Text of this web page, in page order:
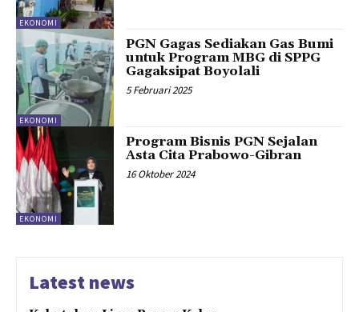
EKONOMI
EKONOMI
PGN Gagas Sediakan Gas Bumi
untuk Program MBG di SPPG
Gagaksipat Boyolali
5 Februari 2025
EKONOMI
Program Bisnis PGN Sejalan
Asta Cita Prabowo-Gibran
16 Oktober 2024
Latest news